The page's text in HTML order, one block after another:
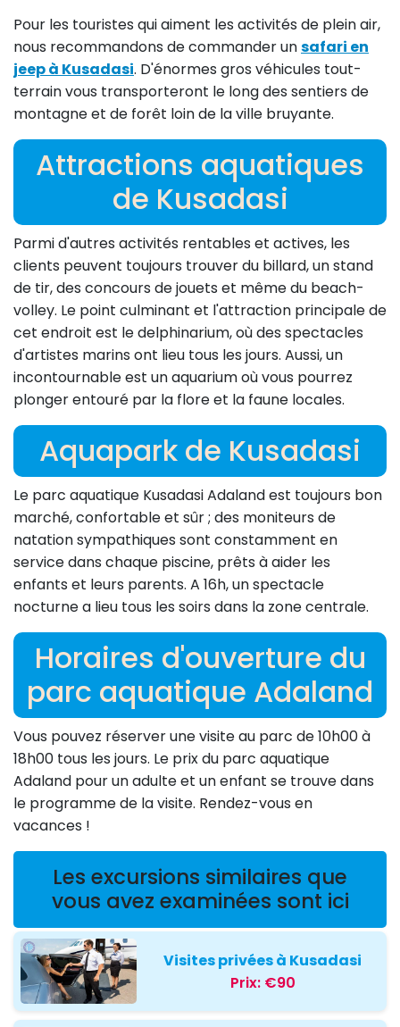
Pour les touristes qui aiment les activités de plein air,
nous recommandons de commander unsafari en
jeep à Kusadasi. D'énormes gros véhicules tout-
terrain vous transporteront le long des sentiers de
montagne et de forêt loin de la ville bruyante.
Attractions aquatiques
de Kusadasi
Parmi d'autres activités rentables et actives, les
clients peuvent toujours trouver du billard, un stand
de tir, des concours de jouets et même du beach-
volley. Le point culminant et l'attraction principale de
cet endroit est le delphinarium, où des spectacles
d'artistes marins ont lieu tous les jours. Aussi, un
incontournable est un aquarium où vous pourrez
plonger entouré par la flore et la faune locales.
Aquapark de Kusadasi
Le parc aquatique Kusadasi Adaland est toujours bon
marché, confortable et sûr ; des moniteurs de
natation sympathiques sont constamment en
service dans chaque piscine, prêts à aider les
enfants et leurs parents. A 16h, un spectacle
nocturne a lieu tous les soirs dans la zone centrale.
Horaires d'ouverture du
parc aquatique Adaland
Vous pouvez réserver une visite au parc de 10h00 à
18h00 tous les jours. Le prix du parc aquatique
Adaland pour un adulte et un enfant se trouve dans
le programme de la visite. Rendez-vous en
vacances !
Les excursions similaires que
vous avez examinées sont ici
Visites privées à Kusadasi
Prix: €90